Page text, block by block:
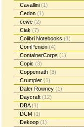
Cavallini (1)
Cedon (1)
cewe (2)
Ciak (7)
Colibri Notebooks (1)
ComPenion (4)
ContainerCorps (1)
Copic (3)
Coppenrath (3)
Crumpler (1)
Daler Rowney (1)
Daycraft (12)
DBA(1)
DCM (1)
Dekoop (1)